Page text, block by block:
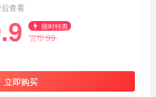
查看
限时特惠
云币99
立即购买